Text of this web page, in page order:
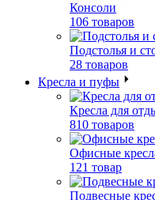
Консоли
106 товаров
Подстолья и
28 товаров
Кресла и пуфы
Кресла для
810 товаров
Офисные
121 товар
Подвесные